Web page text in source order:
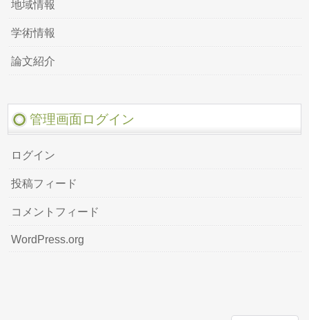
地域情報
学術情報
論文紹介
管理画面ログイン
ログイン
投稿フィード
コメントフィード
WordPress.org